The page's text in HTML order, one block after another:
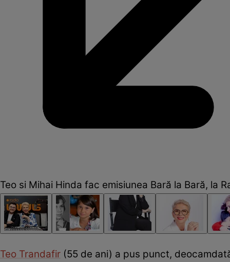
Teo si Mihai Hinda fac emisiunea Bară la Bară, la
Teo Trandafir (55 de ani) a pus punct,